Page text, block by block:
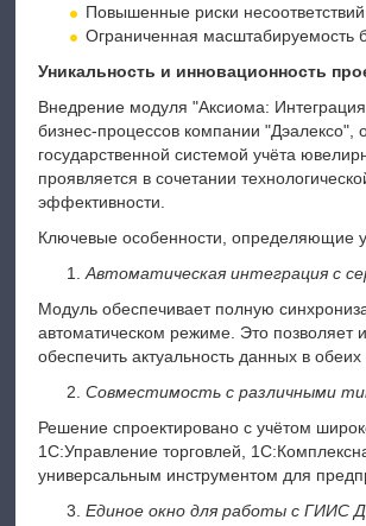
Повышенные риски
Ограниченная масштабируемость
Уникальность и инновационность
Внедрение модуля "Аксиома:
бизнес-процессов компании "Дэалексо",
государственной системой учёта
проявляется в сочетании
эффективности.
Ключевые особенности, определяющие
Автоматическая интеграция с
Модуль обеспечивает полную
автоматическом режиме. Это
обеспечить актуальность данных в
Совместимость с различными
Решение спроектировано с учётом
1С:Управление торговлей,
универсальным инструментом для
Единое окно для работы с ГИИС